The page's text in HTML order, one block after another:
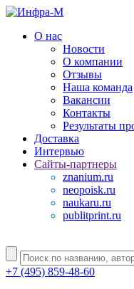
О нас
Новости
О компании
Отзывы
Наша команда
Вакансии
Контакты
Результаты
Доставка
Интервью
Сайты-партнеры
znanium.ru
neopoisk.ru
naukaru.ru
publitprint.ru
+7 (495) 859-48-60